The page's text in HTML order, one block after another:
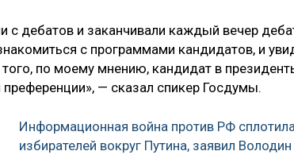
с дебатов и заканчивали каждый вечер
с программами кандидатов, и
по моему мнению, кандидат в
преференции», — сказал спикер Госдумы.
Информационная война против РФ
избирателей вокруг Путина, заявил Володин